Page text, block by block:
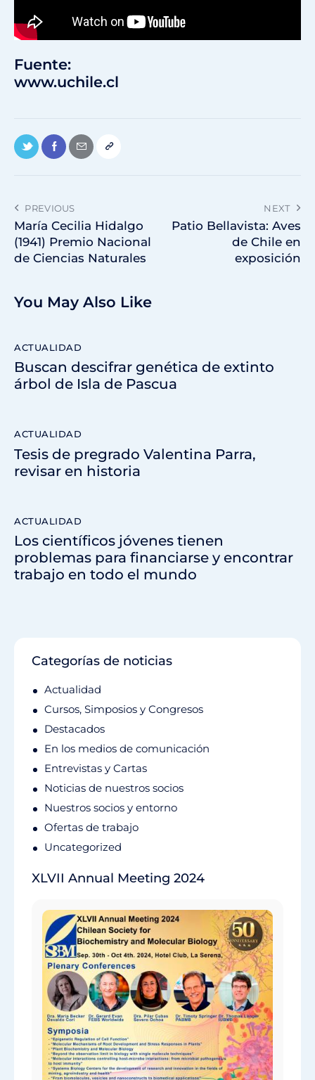
Fuente:
www.uchile.cl
PREVIOUS
María Cecilia Hidalgo
(1941) Premio Nacional
de Ciencias Naturales
NEXT
Patio Bellavista: Aves
de Chile en
exposición
You May Also Like
ACTUALIDAD
Buscan descifrar genética de extinto
árbol de Isla de Pascua
ACTUALIDAD
Tesis de pregrado Valentina Parra,
revisar en historia
ACTUALIDAD
Los científicos jóvenes tienen
problemas para financiarse y encontrar
trabajo en todo el mundo
Categorías de noticias
Actualidad
Cursos, Simposios y Congresos
Destacados
En los medios de comunicación
Entrevistas y Cartas
Noticias de nuestros socios
Nuestros socios y entorno
Ofertas de trabajo
Uncategorized
XLVII Annual Meeting 2024